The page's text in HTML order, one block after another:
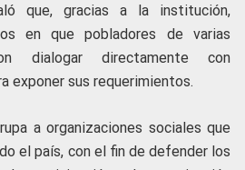
que, gracias a la institución,
en que pobladores de varias
dialogar directamente con
exponer sus requerimientos.
a organizaciones sociales que
el país, con el fin de defender los